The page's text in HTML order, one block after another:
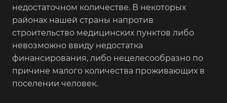
недостаточном количестве. В некоторых
районах нашей страны напротив
строительство медицинских пунктов либо
невозможно ввиду недостатка
финансирования, либо нецелесообразно по
причине малого количества проживающих в
поселении человек.